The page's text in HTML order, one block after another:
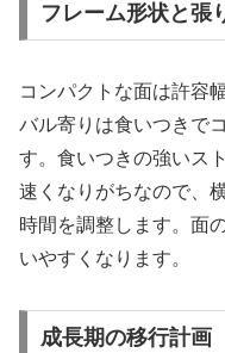
フレーム形状と張
コンパクトな面は許容
バル寄りは食いつきで
す。食いつきの強いス
速くなりがちなので、
時間を調整します。面
いやすくなります。
成長期の移行計画